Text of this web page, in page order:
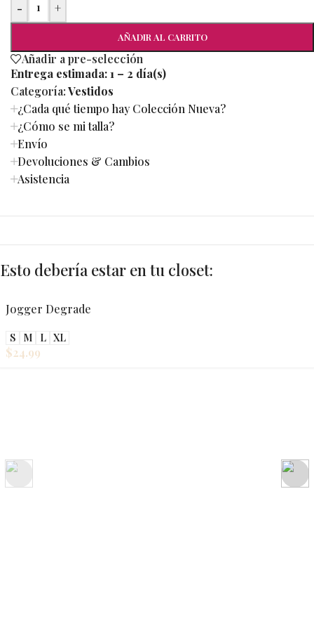
- +
AÑADIR AL CARRITO
Añadir a pre-selección
Entrega estimada:1 – 2 día(s)
Categoría:Vestidos
¿Cada qué tiempo hay Colección Nueva?
¿Cómo se mi talla?
Envío
Devoluciones & Cambios
Asistencia
Esto debería estar en tu closet:
Jogger Degrade
S M L XL
$24.99